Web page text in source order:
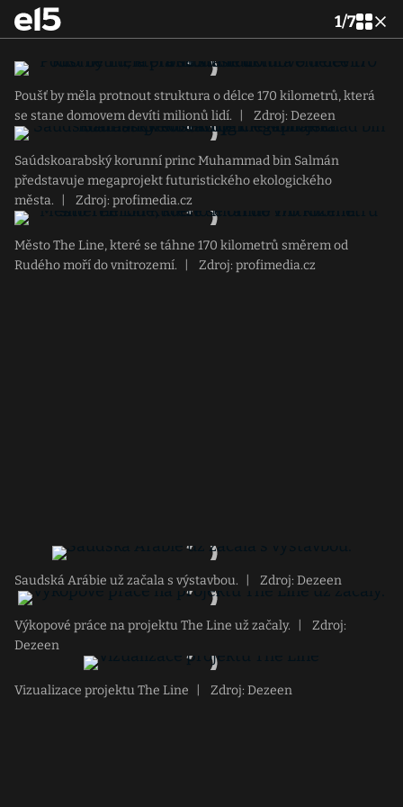
1/7
Poušť by měla protnout struktura o délce 170 kilometrů, která
se stane domovem devíti milionů lidí.
Zdroj: Dezeen
Saúdskoarabský korunní princ Muhammad bin Salmán
představuje megaprojekt futuristického ekologického
města.
Zdroj: profimedia.cz
Město The Line, které se táhne 170 kilometrů směrem od
Rudého moří do vnitrozemí.
Zdroj: profimedia.cz
Saudská Arábie už začala s výstavbou. Zdroj: Dezeen
Výkopové práce na projektu The Line už začaly.
Zdroj:
Dezeen
Vizualizace projektu The Line Zdroj: Dezeen